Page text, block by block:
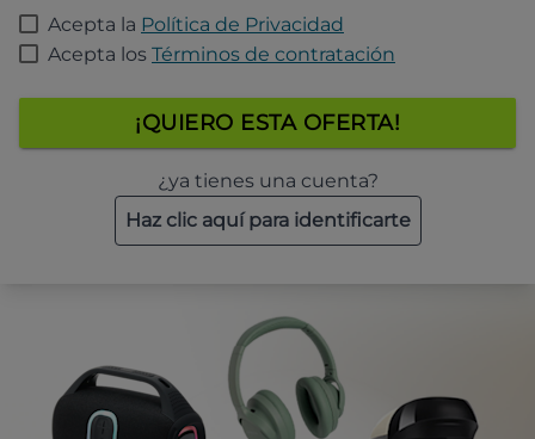
Acepta la Política de Privacidad
Acepta los Términos de contratación
¡QUIERO ESTA OFERTA!
¿ya tienes una cuenta?
Haz clic aquí para identificarte